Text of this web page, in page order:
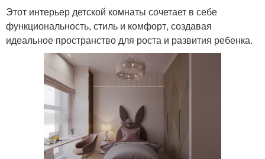
Этот интерьер детской комнаты сочетает в себе
функциональность, стиль и комфорт, создавая
идеальное пространство для роста и развития ребенка.